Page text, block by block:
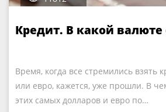
Кредит. В какой валюте
Время, когда все стремились взять
или евро, кажется, уже прошли. В
этих самых долларов и евро по…